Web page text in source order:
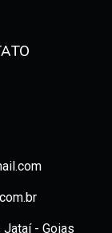
Jataí - Goias